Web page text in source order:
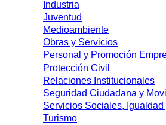
Industria
Juventud
Medioambiente
Obras y Servicios
Personal y Promoción
Protección Civil
Relaciones Institucionales
Seguridad Ciudadana y
Servicios Sociales, Igualdad
Turismo